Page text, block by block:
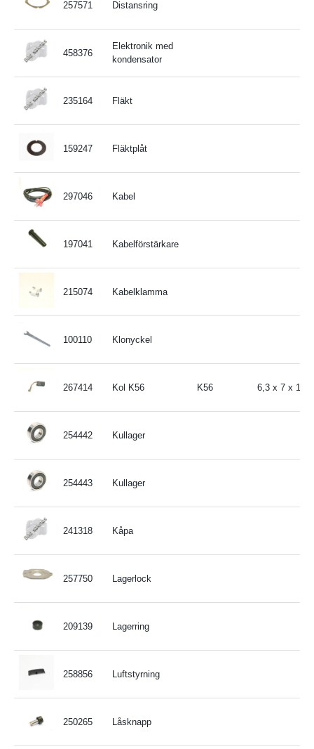
257571 Distansring
458376
Elektronik med
kondensator
235164 Fläkt
159247 Fläktplåt
297046 Kabel
197041 Kabelförstärkare
215074 Kabelklamma
100110 Klonyckel
267414 Kol K56 K56 6,3 x 7 x
254442 Kullager
254443 Kullager
241318 Kåpa
257750 Lagerlock
209139 Lagerring
258856 Luftstyrning
250265 Låsknapp